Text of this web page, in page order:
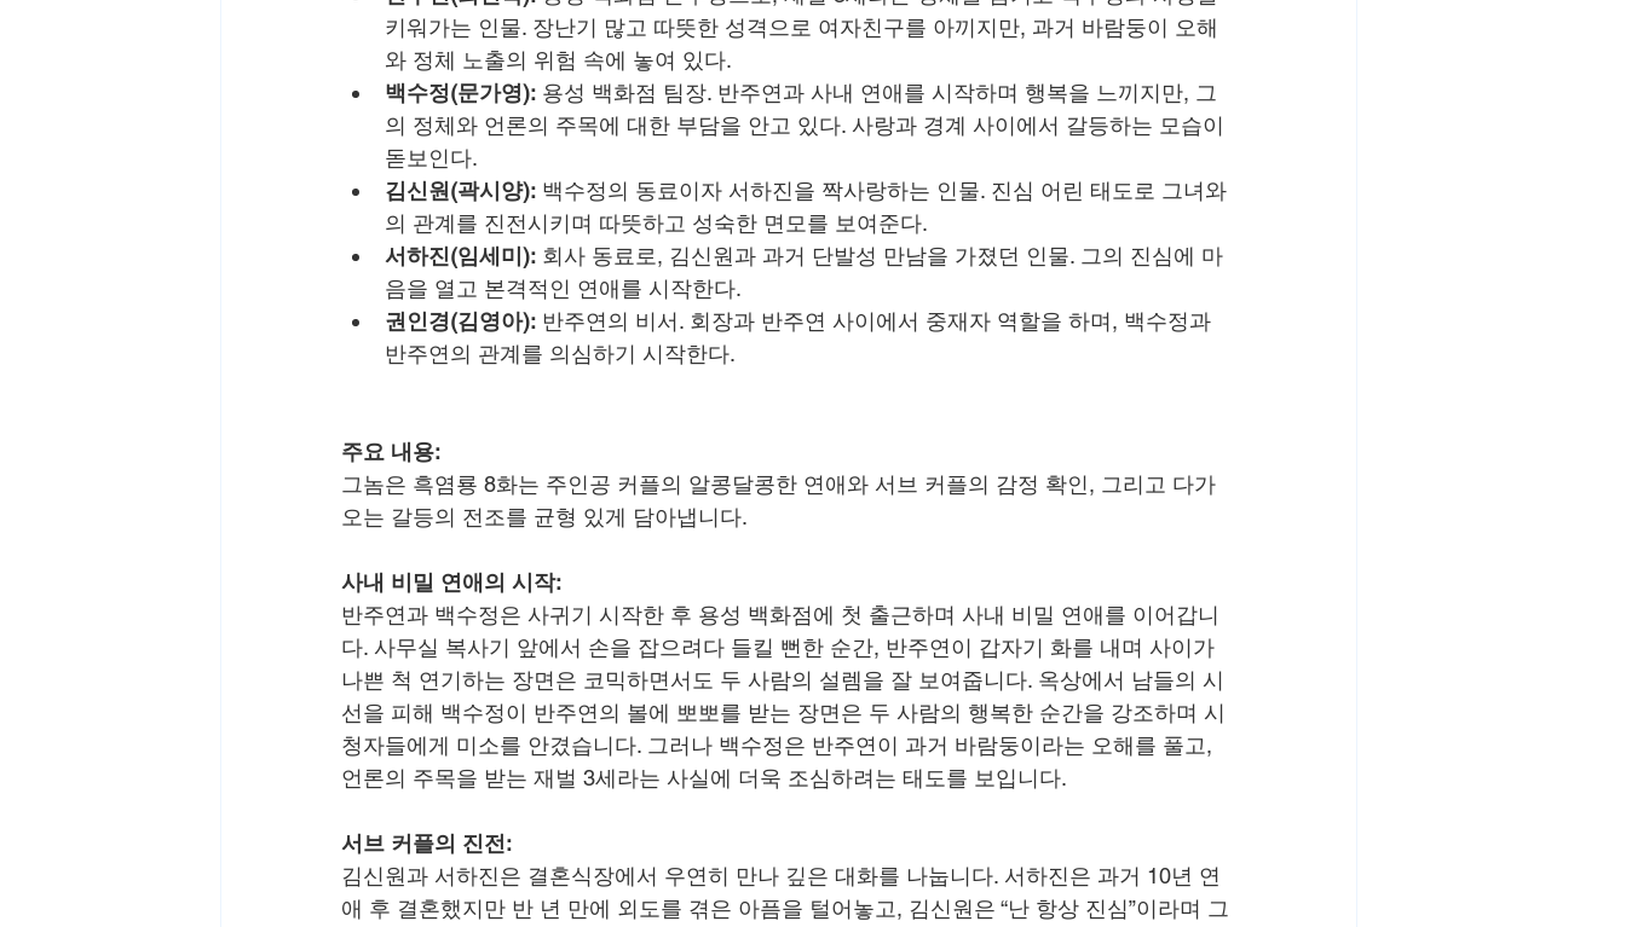
키워가는 인물. 장난기 많고 따뜻한 성격으로 여자친구를 아끼지만, 과거 바람둥이 오해
와 정체 노출의 위험 속에 놓여 있다.
백수정(문가영): 용성 백화점 팀장. 반주연과 사내 연애를 시작하며 행복을 느끼지만, 그
의 정체와 언론의 주목에 대한 부담을 안고 있다. 사랑과 경계 사이에서 갈등하는 모습이
돋보인다.
김신원(곽시양): 백수정의 동료이자 서하진을 짝사랑하는 인물. 진심 어린 태도로 그녀와
의 관계를 진전시키며 따뜻하고 성숙한 면모를 보여준다.
서하진(임세미): 회사 동료로, 김신원과 과거 단발성 만남을 가졌던 인물. 그의 진심에 마
음을 열고 본격적인 연애를 시작한다.
권인경(김영아): 반주연의 비서. 회장과 반주연 사이에서 중재자 역할을 하며, 백수정과
반주연의 관계를 의심하기 시작한다.
주요 내용:
그놈은 흑염룡 8화는 주인공 커플의 알콩달콩한 연애와 서브 커플의 감정 확인, 그리고 다가
오는 갈등의 전조를 균형 있게 담아냅니다.
사내 비밀 연애의 시작:
반주연과 백수정은 사귀기 시작한 후 용성 백화점에 첫 출근하며 사내 비밀 연애를 이어갑니
다. 사무실 복사기 앞에서 손을 잡으려다 들킬 뻔한 순간, 반주연이 갑자기 화를 내며 사이가
나쁜 척 연기하는 장면은 코믹하면서도 두 사람의 설렘을 잘 보여줍니다. 옥상에서 남들의 시
선을 피해 백수정이 반주연의 볼에 뽀뽀를 받는 장면은 두 사람의 행복한 순간을 강조하며 시
청자들에게 미소를 안겼습니다. 그러나 백수정은 반주연이 과거 바람둥이라는 오해를 풀고,
언론의 주목을 받는 재벌 3세라는 사실에 더욱 조심하려는 태도를 보입니다.
서브 커플의 진전:
김신원과 서하진은 결혼식장에서 우연히 만나 깊은 대화를 나눕니다. 서하진은 과거 10년 연
애 후 결혼했지만 반 년 만에 외도를 겪은 아픔을 털어놓고, 김신원은 “난 항상 진심”이라며 그